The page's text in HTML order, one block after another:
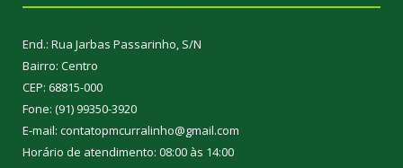
End.: Rua Jarbas Passarinho, S/N
Bairro: Centro
CEP: 68815-000
Fone: (91) 99350-3920
E-mail: contatopmcurralinho@gmail.com
Horário de atendimento: 08:00 às 14:00